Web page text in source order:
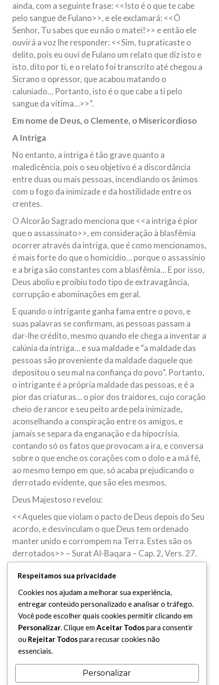
ainda, com a seguinte frase: <<Isto é o que te cabe
pelo sangue de Fulano>>, e ele exclamará: <<Ó
Senhor, Tu sabes que eu não o matei!>> e então ele
ouvirá a voz lhe responder: <<Sim, tu praticaste o
delito, pois eu ouvi de Fulano um relato que diz isto e
isto, dito por ti, e o relato foi transcrito até chegou a
Sicrano o opressor, que acabou matando o
caluniado… Portanto, isto é o que cabe a ti pelo
sangue da vítima…>>”.
Em nome de Deus, o Clemente, o Misericordioso
A Intriga
No entanto, a intriga é tão grave quanto a
maledicência, pois o seu objetivo é a discordância
entre duas ou mais pessoas, incendiando os ânimos
com o fogo da inimizade e da hostilidade entre os
crentes.
O Alcorão Sagrado menciona que <<a intriga é pior
que o assassinato>>, em consideração à blasfêmia
ocorrer através da intriga, que é como mencionamos,
é mais forte do que o homicídio… porque o assassínio
e a briga são constantes com a blasfêmia… E por isso,
Deus aboliu e proibiu todo tipo de extravagância,
corrupção e abominações em geral.
E quando o intrigante ganha fama entre o povo, e
suas palavras se confirmam, as pessoas passam a
dar-lhe crédito, mesmo quando ele chega a inventar a
calúnia da intriga… e sua maldade e “a maldade das
pessoas são proveniente da maldade daquele que
depositou o seu mal na confiança do povo”. Portanto,
o intrigante é a própria maldade das pessoas, e é a
pior das criaturas… o pior dos traidores, cujo coração
cheio de rancor e seu peito arde pela inimizade,
aconselhando a conspiração entre os amigos, e
jamais se separa da enganação e da hipocrisia,
contando só os fatos que provocam a ira, e conversa
sobre o que enche os corações com o dolo e a má fé,
ao mesmo tempo em que, só acaba prejudicando o
derrotado evidente, que são eles mesmos.
Deus Majestoso revelou:
<<Aqueles que violam o pacto de Deus depois do Seu
acordo, e desvinculam o que Deus tem ordenado
manter unido e corrompem na Terra. Estes são os
derrotados>> – Surat Al-Baqara – Cap. 2, Vers. 27.
manifestações entre as pessoas, faz do intrigante o
ser mais abjeto e desprezível que se pode imaginar,
não passando de mero vil e ultrajante blasfemo… O
Mensageiro de Deus (saws) falou:
– “… e desta nação, dez foram os que blasfemaram
contra Deus Magnificente… e com eles, aquele que
Respeitamos sua privacidade
Cookies nos ajudam a melhorar sua experiência,
entregar conteúdo personalizado e analisar o tráfego.
Você pode escolher quais cookies permitir clicando em
Personalizar. Clique emAceitar Todospara consentir
ou Rejeitar Todospara recusar cookies não
essenciais.
Personalizar